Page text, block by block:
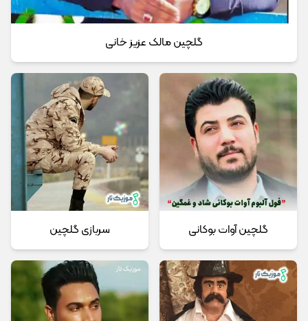
گلچین مالک عزیز خانی
گلچین آوات بوکانی سربازی گلچین